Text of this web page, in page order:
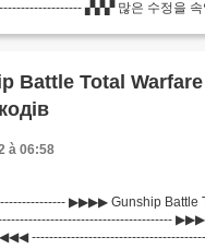
▞▞▞ 많은 수정을
Battle Total Warfare
à 06:58
▶▶▶▶ Gunship Battle